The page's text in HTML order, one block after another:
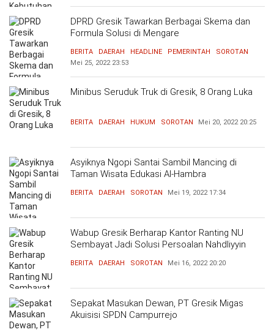
DPRD Gresik Tawarkan Berbagai Skema dan
Formula Solusi di Mengare
BERITA DAERAH HEADLINE PEMERINTAH
SOROTAN
Mei 25, 2022 23:53
Minibus Seruduk Truk di Gresik, 8 Orang Luka
BERITA DAERAH HUKUM SOROTAN Mei 20, 2022 20:25
Asyiknya Ngopi Santai Sambil Mancing di
Taman Wisata Edukasi Al-Hambra
BERITA DAERAH SOROTAN Mei 19, 2022 17:34
Wabup Gresik Berharap Kantor Ranting NU
Sembayat Jadi Solusi Persoalan Nahdliyyin
BERITA DAERAH SOROTAN Mei 16, 2022 20:20
Sepakat Masukan Dewan, PT Gresik Migas
Akuisisi SPDN Campurrejo